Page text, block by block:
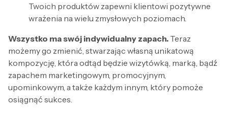
Twoich produktów zapewni klientowi pozytywne
wrażenia na wielu zmysłowych poziomach.
Wszystko ma swój indywidualny zapach. Teraz
możemy go zmienić, stwarzając własną unikatową
kompozycję, która odtąd będzie wizytówką, marką, bądź
zapachem marketingowym, promocyjnym,
upominkowym, a także każdym innym, który pomoże
osiągnąć sukces.